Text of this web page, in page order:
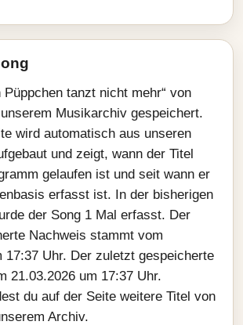
Püppchen tanzt nicht mehr“ von
Musikarchiv gespeichert.
wird automatisch aus unseren
und zeigt, wann der Titel
gelaufen ist und seit wann er
erfasst ist. In der bisherigen
der Song 1 Mal erfasst. Der
Nachweis stammt vom
17:37 Uhr. Der zuletzt gespeicherte
21.03.2026 um 17:37 Uhr.
du auf der Seite weitere Titel von
Archiv.